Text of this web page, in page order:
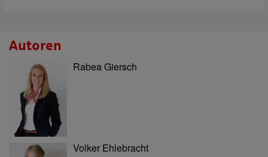
Autoren
Rabea Giersch
Volker Ehlebracht